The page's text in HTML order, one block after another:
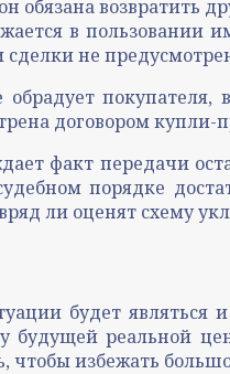
обязана возвратить
в пользовании
сделки не
покупателя,
договором купли-
факт передачи
порядке
ли оценят схему
будет
будущей реальной
чтобы избежать